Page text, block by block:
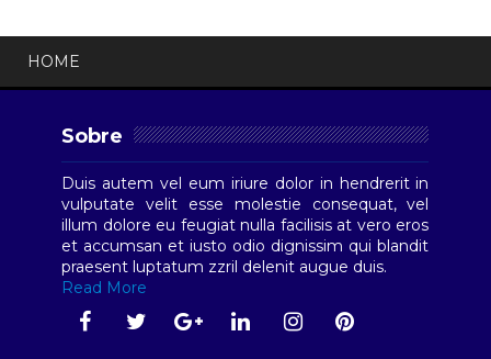
HOME
Sobre
Duis autem vel eum iriure dolor in hendrerit in
vulputate velit esse molestie consequat, vel
illum dolore eu feugiat nulla facilisis at vero eros
et accumsan et iusto odio dignissim qui blandit
praesent luptatum zzril delenit augue duis.
Read More